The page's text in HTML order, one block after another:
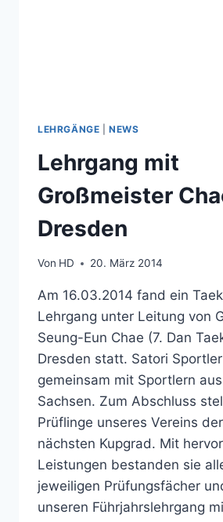
LEHRGÄNGE |NEWS
Lehrgang mit
Großmeister
Dresden
Von HD 20. März 2014
Am 16.03.2014 fand ein
Lehrgang unter Leitung von
Seung-Eun Chae (7. Dan
Dresden statt. Satori
gemeinsam mit Sportlern
Sachsen. Zum Abschluss
Prüflinge unseres Vereins
nächsten Kupgrad. Mit
Leistungen bestanden sie
jeweiligen Prüfungsfächer
unseren Führjahrslehrgang